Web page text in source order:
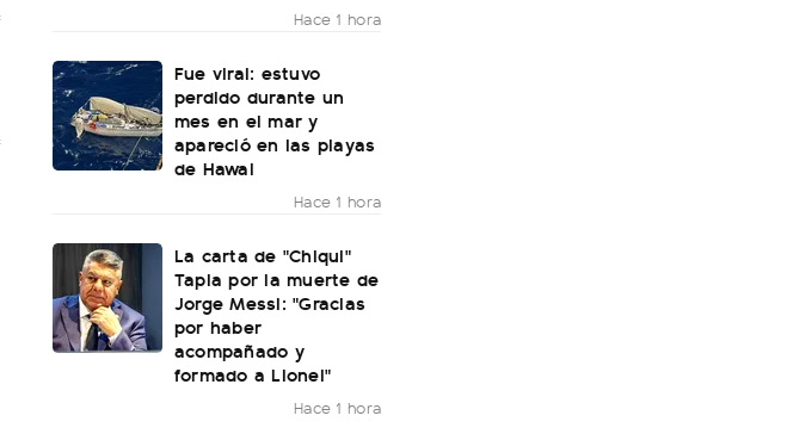
Hace 1 hora
Fue viral: estuvo
perdido durante un
mes en el mar y
apareció en las playas
de Hawai
Hace 1 hora
La carta de "Chiqui"
Tapia por la muerte de
Jorge Messi: "Gracias
por haber
acompañado y
formado a Lionel"
Hace 1 hora